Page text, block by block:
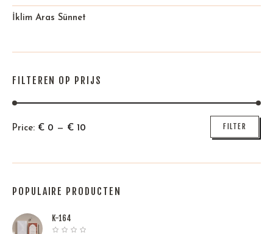
İklim Aras Sünnet
FILTEREN OP PRIJS
Min
Max
FILTER
Price: € 0 — € 10
POPULAIRE PRODUCTEN
K-164